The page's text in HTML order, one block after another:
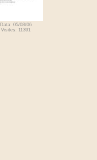
Data: 05/03/06
Visites: 11391